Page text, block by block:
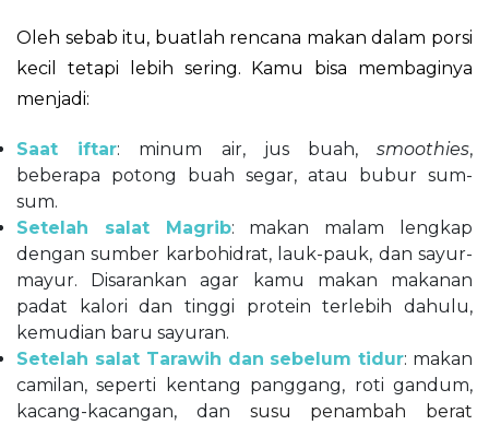
Oleh sebab itu, buatlah rencana makan dalam porsi
kecil tetapi lebih sering. Kamu bisa membaginya
menjadi:
Saat iftar: minum air, jus buah,smoothies,
beberapa potong buah segar, atau bubur sum-
sum.
Setelah salat Magrib: makan malam lengkap
dengan sumber karbohidrat, lauk-pauk, dan sayur-
mayur. Disarankan agar kamu makan makanan
padat kalori dan tinggi protein terlebih dahulu,
kemudian baru sayuran.
Setelah salat Tarawih dan sebelum tidur: makan
camilan, seperti kentang panggang, roti gandum,
kacang-kacangan, dan susu penambah berat